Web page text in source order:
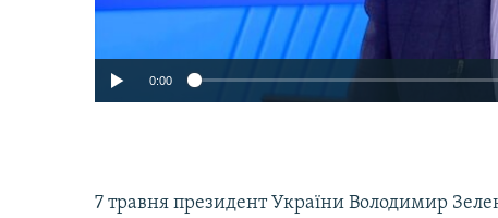
0:00
7 травня президент України Володимир